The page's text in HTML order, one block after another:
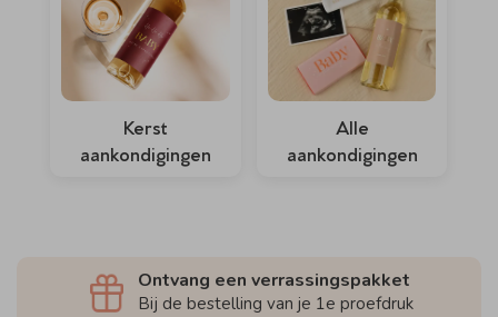
Kerst
aankondigingen
Alle
aankondigingen
Ontvang een verrassingspakket
Bij de bestelling van je 1e proefdruk